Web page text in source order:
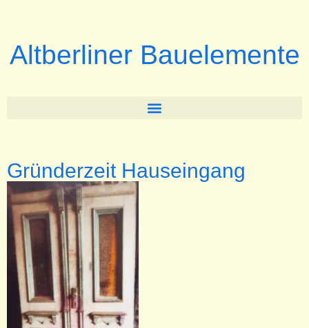
Altberliner Bauelemente
Gründerzeit Hauseingang